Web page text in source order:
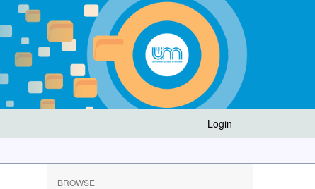
Login
BROWSE